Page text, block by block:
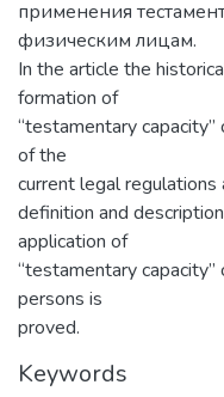
применения
физическим лицам.
In the article the
formation of
“testamentary
of the
current legal
definition and
application of
“testamentary
persons is
proved.
Keywords